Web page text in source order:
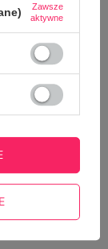
Zawsze
aktywne